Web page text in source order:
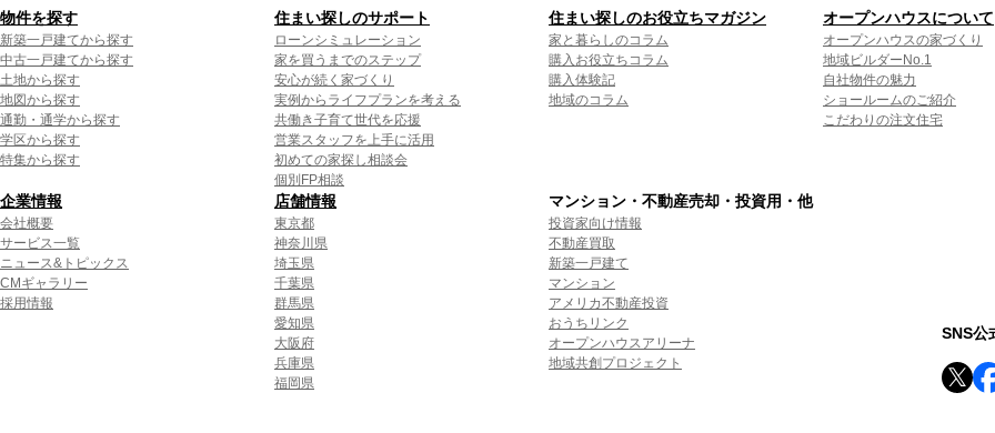
物件を探す
新築一戸建てから探す
中古一戸建てから探す
土地から探す
地図から探す
通勤・通学から探す
学区から探す
特集から探す
住まい探しのサポート
ローンシミュレーション
家を買うまでのステップ
安心が続く家づくり
実例からライフプランを考える
共働き子育て世代を応援
営業スタッフを上手に活用
初めての家探し相談会
個別FP相談
住まい探しのお役立ちマガジン
家と暮らしのコラム
購入お役立ちコラム
購入体験記
地域のコラム
オープンハウスについて
オープンハウスの家づくり
地域ビルダーNo.1
自社物件の魅力
ショールームのご紹介
こだわりの注文住宅
企業情報
会社概要
サービス一覧
ニュース&トピックス
CMギャラリー
採用情報
店舗情報
東京都
神奈川県
埼玉県
千葉県
群馬県
愛知県
大阪府
兵庫県
福岡県
マンション・不動産売却・投資用・他
投資家向け情報
不動産買取
新築一戸建て
マンション
アメリカ不動産投資
おうちリンク
オープンハウスアリーナ
地域共創プロジェクト
SNS公